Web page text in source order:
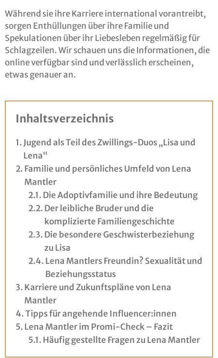
Während sie ihre Karriere international vorantreibt,
sorgen Enthüllungen über ihre Familie und
Spekulationen über ihr Liebesleben regelmäßig für
Schlagzeilen. Wir schauen uns die Informationen, die
online verfügbar sind und verlässlich erscheinen,
etwas genauer an.
Inhaltsverzeichnis
Jugend als Teil des Zwillings-Duos „Lisa und
Lena“
Familie und persönliches Umfeld von Lena
Mantler
Die Adoptivfamilie und ihre Bedeutung
Der leibliche Bruder und die
komplizierte Familiengeschichte
Die besondere Geschwisterbeziehung
zu Lisa
Lena Mantlers Freundin? Sexualität und
Beziehungsstatus
Karriere und Zukunftspläne von Lena
Mantler
Tipps für angehende Influencer:innen
Lena Mantler im Promi-Check – Fazit
Häufig gestellte Fragen zu Lena Mantler